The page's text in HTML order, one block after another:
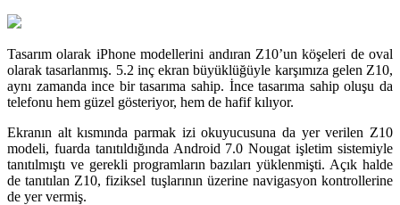
Tasarım olarak iPhone modellerini andıran Z10’un köşeleri de oval
olarak tasarlanmış. 5.2 inç ekran büyüklüğüyle karşımıza gelen Z10,
aynı zamanda ince bir tasarıma sahip. İnce tasarıma sahip oluşu da
telefonu hem güzel gösteriyor, hem de hafif kılıyor.
Ekranın alt kısmında parmak izi okuyucusuna da yer verilen Z10
modeli, fuarda tanıtıldığında Android 7.0 Nougat işletim sistemiyle
tanıtılmıştı ve gerekli programların bazıları yüklenmişti. Açık halde
de tanıtılan Z10, fiziksel tuşlarının üzerine navigasyon kontrollerine
de yer vermiş.